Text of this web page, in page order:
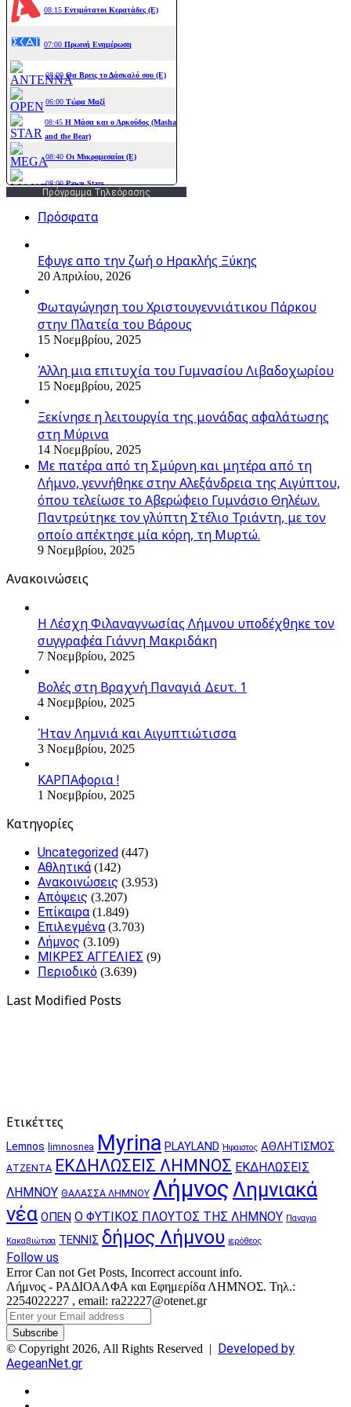
Πρόγραμμα Τηλεόρασης
Πρόσφατα
Εφυγε απο την ζωή o Ηρακλής Ξύκης
20 Απριλίου, 2026
Φωταγώγηση του Χριστουγεννιάτικου Πάρκου
στην Πλατεία του Βάρους
15 Νοεμβρίου, 2025
Άλλη μια επιτυχία του Γυμνασίου Λιβαδοχωρίου
15 Νοεμβρίου, 2025
Ξεκίνησε η λειτουργία της μονάδας αφαλάτωσης
στη Μύρινα
14 Νοεμβρίου, 2025
Με πατέρα από τη Σμύρνη και μητέρα από τη
Λήμνο, γεννήθηκε στην Αλεξάνδρεια της Αιγύπτου,
όπου τελείωσε το Αβερώφειο Γυμνάσιο Θηλέων.
Παντρεύτηκε τον γλύπτη Στέλιο Τριάντη, με τον
οποίο απέκτησε μία κόρη, τη Μυρτώ.
9 Νοεμβρίου, 2025
Ανακοινώσεις
Η Λέσχη Φιλαναγνωσίας Λήμνου υποδέχθηκε τον
συγγραφέα Γιάννη Μακριδάκη
7 Νοεμβρίου, 2025
Βολές στη Βραχνή Παναγιά Δευτ. 1
4 Νοεμβρίου, 2025
Ήταν Λημνιά και Αιγυπτιώτισσα
3 Νοεμβρίου, 2025
ΚΑΡΠΑφορια !
1 Νοεμβρίου, 2025
Kατηγορίες
Uncategorized (447)
Αθλητικά (142)
Ανακοινώσεις (3.953)
Απόψεις (3.207)
Επίκαιρα (1.849)
Επιλεγμένα (3.703)
Λήμνος (3.109)
ΜΙΚΡΕΣ ΑΓΓΕΛΙΕΣ (9)
Περιοδικό (3.639)
Last Modified Posts
Ετικέττες
Lemnos limnosnea Myrina PLAYLAND Ήφαιστος ΑΘΛΗΤΙΣΜΟΣ
ΑΤΖΕΝΤΑ ΕΚΔΗΛΩΣΕΙΣ ΛΗΜΝΟΣ ΕΚΔΗΛΩΣΕΙΣ
ΛΗΜΝΟΥ ΘΑΛΑΣΣΑ ΛΗΜΝΟΥ Λήμνος Λημνιακά
νέα ΟΠΕΝ Ο ΦΥΤΙΚΟΣ ΠΛΟΥΤΟΣ ΤΗΣ ΛΗΜΝΟΥ Παναγια
Κακαβιώτισα ΤΕΝΝΙΣ δήμος Λήμνου ιερόθεος
Follow us
Error Can not Get Posts, Incorrect account info.
Λήμνος - ΡΑΔΙΟΑΛΦΑ και Εφημερίδα ΛΗΜΝΟΣ. Τηλ.:
2254022227 , email: ra22227@otenet.gr
Enter
your
Email
address
© Copyright 2026, All Rights Reserved | Developed by
AegeanNet.gr